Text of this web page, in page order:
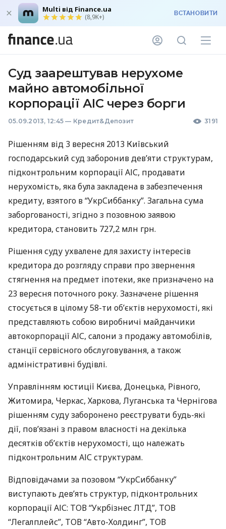
Multi від Finance.ua
(8,9K+) ВСТАНОВИТИ
Суд заарештував нерухоме
майно автомобільної
корпорації АІС через борги
05.09.2013, 12:45 — Кредит&Депозит 3191
Рішенням від 3 вересня 2013 Київський
господарський суд заборонив дев’яти структурам,
підконтрольним корпорації АІС, продавати
нерухомість, яка була закладена в забезпечення
кредиту, взятого в “УкрСиббанку”. Загальна сума
заборгованості, згідно з позовною заявою
кредитора, становить 727,2 млн грн.
Рішення суду ухвалене для захисту інтересів
кредитора до розгляду справи про звернення
стягнення на предмет іпотеки, яке призначено на
23 вересня поточного року. Зазначене рішення
стосується в цілому 58-ти об’єктів нерухомості, які
представляють собою виробничі майданчики
автокорпорації АІС, салони з продажу автомобілів,
станції сервісного обслуговування, а також
адміністративні будівлі.
Управлінням юстиції Києва, Донецька, Рівного,
Житомира, Черкас, Харкова, Луганська та Чернігова
рішенням суду заборонено реєструвати будь-які
дії, пов’язані з правом власності на декілька
десятків об’єктів нерухомості, що належать
підконтрольним АІСструктурам.
Відповідачами за позовом “УкрСиббанку”
виступають дев’ять структур, підконтрольних
корпорації АІС: ТОВ“УкрбізнесЛТД”, ТОВ
“Легалплейс”, ТОВ“Авто-Холдинг”, ТОВ